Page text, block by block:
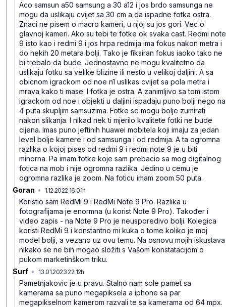
Aco samsun a50 samsung a 30 a12 i jos brdo samsunga ne
mogu da uslikaju cvijet sa 30 cm a da ispadne fotka ostra.
Znaci ne pisem o macro kameri, u njoj su jos gori. Vec o
glavnoj kameri. Ako su tebi te fotke ok svaka cast. Redmi note
9 isto kao i redmi 9 i jos hrpa redmija ima fokus nakon metra i
do nekih 20 metara bolji. Tako je fiksiran fokus iaoko tako ne
bi trebalo da bude. Jednostavno ne mogu kvalitetno da
uslikaju fotku sa velike blizine ili nesto u velikoj daljini. A sa
obicnom igrackom od noe n1 uslikas cvijet sa pola metra i
mrava kako ti mase. I fotka je ostra. A zanimljivo sa tom istom
igrackom od noe i objekti u daljini ispadaju puno bolji nego na
4 puta skupljim samsuzima. Fotke se mogu bolje zumirati
nakon slikanja. I nikad nek ti mjerilo kvalitete fotki ne bude
cijena. Imas puno jeftinih huawei mobitela koji imaju za jedan
level bolje kamere i od samsunga i od redmija. A ta ogromna
razlika o kojoj pises od redmi 9 i redmi note 9 je u biti
minorna. Pa imam fotke koje sam prebacio sa mog digitalnog
fotica na mob i nije ogromna razlika. Jedino u cemu je
ogromna razlika je zoom. Na foticu imam zoom 50 puta.
Goran • 1.12.2022 16:01h
Koristio sam RedMi 9 i RedMi Note 9 Pro. Razlika u
fotografijama je enormna (u korist Note 9 Pro). Također i
video zapis - na Note 9 Pro je neusporedivo bolji. Kolegica
koristi RedMi 9 i konstantno mi kuka o tome koliko je moj
model bolji, a vezano uz ovu temu. Na osnovu mojih iskustava
nikako se ne bih mogao složiti s Vašom konstatacijom o
pukom marketinškom triku.
Surf • 13.01.2023 22:12h
Pametnjakovic je u pravu. Stalno nam sole pamet sa
kamerama sa puno megapiksela a iphone sa par
megapikselnom kamerom razvali te sa kamerama od 64 mpx.